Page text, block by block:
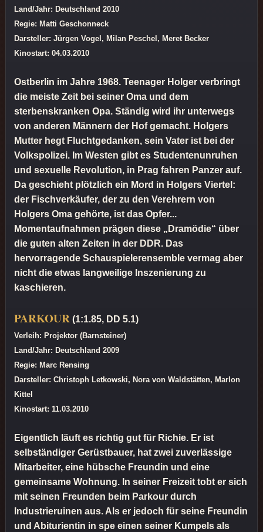
Land/Jahr: Deutschland 2010
Regie: Matti Geschonneck
Darsteller: Jürgen Vogel, Milan Peschel, Meret Becker
Kinostart: 04.03.2010
Ostberlin im Jahre 1968. Teenager Holger verbringt
die meiste Zeit bei seiner Oma und dem
sterbenskranken Opa. Ständig wird ihr unterwegs
von anderen Männern der Hof gemacht. Holgers
Mutter hegt Fluchtgedanken, sein Vater ist bei der
Volkspolizei. Im Westen gibt es Studentenunruhen
und sexuelle Revolution, in Prag fahren Panzer auf.
Da geschieht plötzlich ein Mord in Holgers Viertel:
der Fischverkäufer, der zu den Verehrern von
Holgers Oma gehörte, ist das Opfer...
Momentaufnahmen prägen diese „Dramödie“ über
die guten alten Zeiten in der DDR. Das
hervorragende Schauspielerensemble vermag aber
nicht die etwas langweilige Inszenierung zu
kaschieren.
PARKOUR (1:1.85, DD 5.1)
Verleih: Projektor (Barnsteiner)
Land/Jahr: Deutschland 2009
Regie: Marc Rensing
Darsteller: Christoph Letkowski, Nora von Waldstätten, Marlon
Kittel
Kinostart: 11.03.2010
Eigentlich läuft es richtig gut für Richie. Er ist
selbständiger Gerüstbauer, hat zwei zuverlässige
Mitarbeiter, eine hübsche Freundin und eine
gemeinsame Wohnung. In seiner Freizeit tobt er sich
mit seinen Freunden beim Parkour durch
Industrieruinen aus. Als er jedoch für seine Freundin
und Abiturientin in spe einen seiner Kumpels als